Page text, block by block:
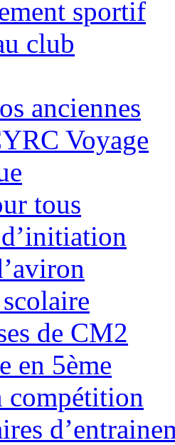
sportif
club
anciennes
Voyage
tous
de CM2
en 5ème
compétition